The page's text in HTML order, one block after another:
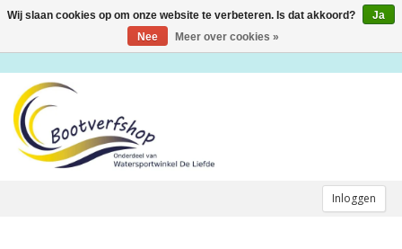
Inloggen
Toggle
Wij slaan cookies op om onze website te verbeteren. Is dat akkoord?
Ja
Nee
Meer over cookies »